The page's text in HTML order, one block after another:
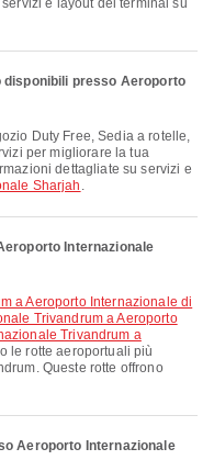
e layout dei terminal su
presso Aeroporto
per migliorare la tua
dettagliate su servizi e
Sharjah .
Internazionale
Trivandrum a Aeroporto
Trivandrum a
le rotte aeroportuali più
Queste rotte offrono
Aeroporto Internazionale